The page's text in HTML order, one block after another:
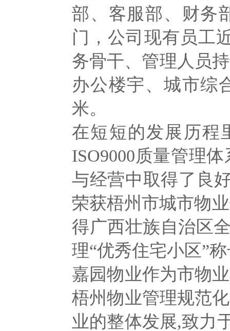
部、客服部、财务
门，公司现有员工
务骨干、管理人员
办公楼宇、城市综
米。
在短短的发展历程
ISO9000质量管理
与经营中取得了良
荣获梧州市城市物
得广西壮族自治区
理“优秀住宅小区”
嘉园物业作为市物
梧州物业管理规范
业的整体发展,致力